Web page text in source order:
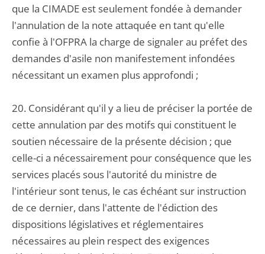
que la CIMADE est seulement fondée à demander
l'annulation de la note attaquée en tant qu'elle
confie à l'OFPRA la charge de signaler au préfet des
demandes d'asile non manifestement infondées
nécessitant un examen plus approfondi ;
20. Considérant qu'il y a lieu de préciser la portée de
cette annulation par des motifs qui constituent le
soutien nécessaire de la présente décision ; que
celle-ci a nécessairement pour conséquence que les
services placés sous l'autorité du ministre de
l'intérieur sont tenus, le cas échéant sur instruction
de ce dernier, dans l'attente de l'édiction des
dispositions législatives et réglementaires
nécessaires au plein respect des exigences